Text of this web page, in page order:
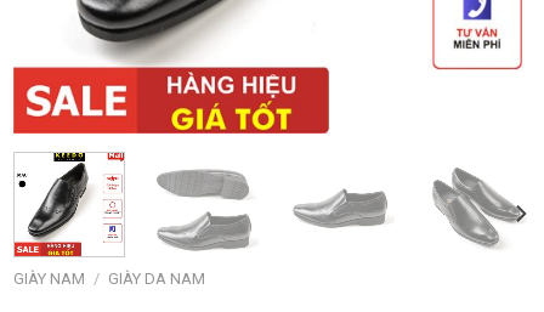
GIÀY NAM / GIÀY DA NAM